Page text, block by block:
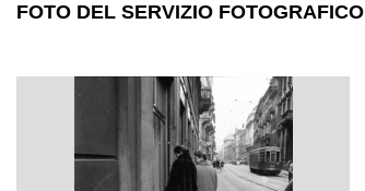
FOTO DEL SERVIZIO FOTOGRAFICO